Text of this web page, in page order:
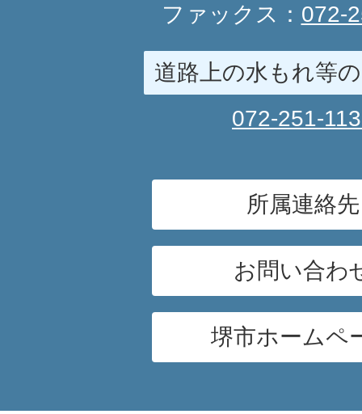
ファックス： 072-
道路上の水もれ等
072-251-
所属連絡先
お問い合わ
堺市ホームペ